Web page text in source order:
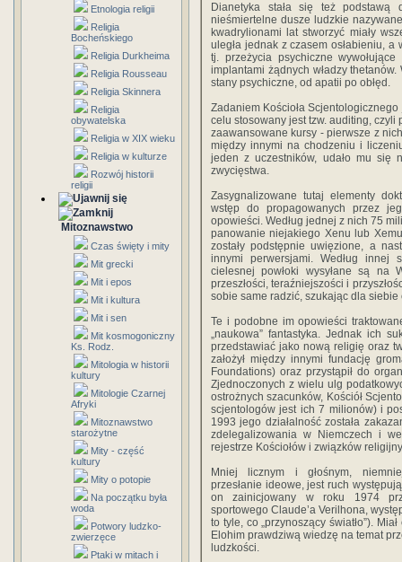
Etnologia religii
Religia
Bocheńskiego
Religia Durkheima
Religia Rousseau
Religia Skinnera
Religia
obywatelska
Religia w XIX wieku
Religia w kulturze
Rozwój historii
religii
Mitoznawstwo
Czas święty i mity
Mit grecki
Mit i epos
Mit i kultura
Mit i sen
Mit kosmogoniczny
Ks. Rodz.
Mitologia w historii
kultury
Mitologie Czarnej
Afryki
Mitoznawstwo
starożytne
Mity - część
kultury
Mity o potopie
Na początku była
woda
Potwory ludzko-
zwierzęce
Ptaki w mitach i
Dianetyka stała się też podstawą
nieśmiertelne dusze ludzkie
kwadrylionami lat stworzyć miały
uległa jednak z czasem osłabieniu,
tj. przeżycia psychiczne
implantami żądnych władzy
stany psychiczne, od apatii po obłęd.
Zadaniem Kościoła
celu stosowany jest tzw. auditing, czyli
zaawansowane kursy - pierwsze z
między innymi na chodzeniu i
jeden z uczestników, udało mu się
zwycięstwa.
Zasygnalizowane tutaj elementy
wstęp do propagowanych przez
opowieści. Według jednej z nich 75
panowanie niejakiego Xenu lub
zostały podstępnie uwięzione, a
innymi perwersjami. Według innej
cielesnej powłoki wysyłane są na
przeszłości, teraź­niejszości i
sobie same radzić, szukając dla
Te i podobne im opowieści
„naukowa” fantastyka. Jednak ich
przedstawiać jako nową religię oraz
założył między innymi fundację
Foundations) oraz przystąpił do
Zjednoczonych z wielu ulg
ostrożnych szacunków, Kościół
scjentologów jest ich 7 milionów) i
1993 jego działalność została
zdelegalizowania w Niemczech i
rejestrze Kościołów i związków
Mniej licznym i głośnym,
przesłanie ideowe, jest ruch
on zainicjowany w roku 1974
sportowego Claude’a Verilhona,
to tyle, co „przynoszący światło”).
Elohim prawdziwą wiedzę na temat
ludzkości.